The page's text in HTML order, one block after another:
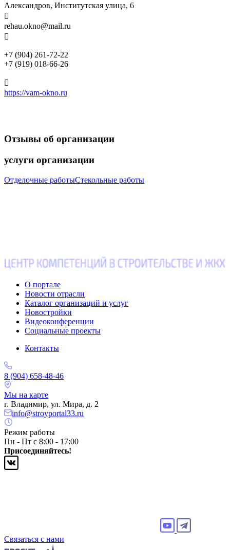
Александров, Институтская улица, 6

rehau.okno@mail.ru

+7 (904) 261-72-22
+7 (919) 018-66-26

https://vam-okno.ru
Отзывы об организации
услуги организации
Отделочные работыСтекольные работы
О портале
Новости отрасли
Каталог организаций и услуг
Новостройки
Видеоконференции
Социальные проекты
Контакты
8 (904) 658-48-46
Мы на карте
г. Владимир, ул. Мира, д. 2
info@stroyportal33.ru
Режим работы
Пн - Пт с 8:00 - 17:00
Присоединяйтесь!
Связаться с нами